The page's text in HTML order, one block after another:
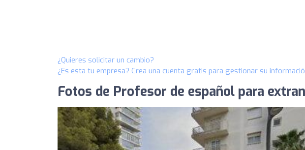
¿Quieres solicitar un cambio?
¿Es esta tu empresa? Crea una cuenta gratis para gestionar su
Fotos de Profesor de español para